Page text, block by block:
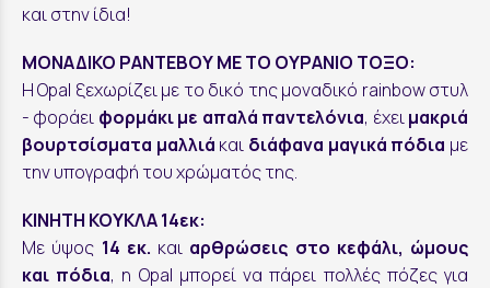
και στην ίδια!
ΜΟΝΑΔΙΚΟ ΡΑΝΤΕΒΟΥ ΜΕ ΤΟ ΟΥΡΑΝΙΟ ΤΟΞΟ:
Η Opal ξεχωρίζει με το δικό της μοναδικό rainbow στυλ
- φοράει φορμάκι με απαλά παντελόνια, έχειμακριά
βουρτσίσματα μαλλιά και διάφανα μαγικά πόδια με
την υπογραφή του χρώματός της.
ΚΙΝΗΤΗ ΚΟΥΚΛΑ 14εκ:
Με ύψος 14 εκ. και αρθρώσεις στο κεφάλι, ώμους
και πόδια, η Opal μπορεί να πάρει πολλές πόζες για